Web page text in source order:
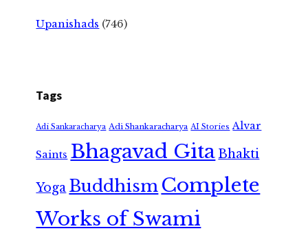
Upanishads (746)
Tags
Adi Sankaracharya Adi Shankaracharya AI Stories Alvar
Saints Bhagavad GitaBhakti
Yoga Buddhism Complete
Works of Swami